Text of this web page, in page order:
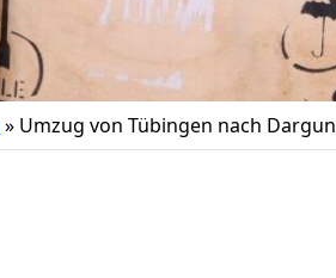
» Umzug von Tübingen nach Dargun